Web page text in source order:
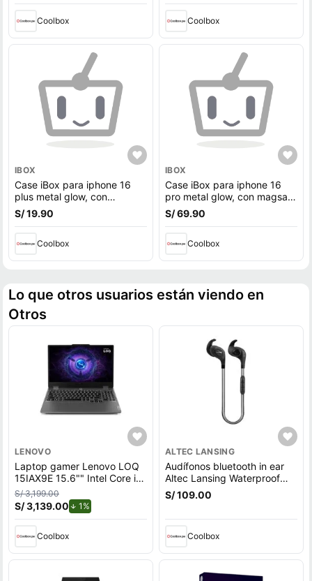
Coolbox Coolbox
IBOX
Case iBox para iphone 16
plus metal glow, con
magsafe para carga
inalámbrica, con soporte en
S/ 19.90
Coolbox
IBOX
Case iBox para iphone 16
pro metal glow, con magsafe
para carga inalámbrica, con
soporte en cámara, morado
S/ 69.90
Coolbox
Lo que otros usuarios están viendo en
Otros
LENOVO
Laptop gamer Lenovo LOQ
15IAX9E 15.6"" Intel Core i5,
512GB SSD, 8GB RAM,
Windows 11 Home, gris
S/ 3,199.00
S/ 3,139.00 1%
Coolbox
ALTEC LANSING
Audífonos bluetooth in ear
Altec Lansing Waterproof
deportivo IPX6, micrófono
incorporado, máx. 6 horas,
S/ 109.00
Coolbox